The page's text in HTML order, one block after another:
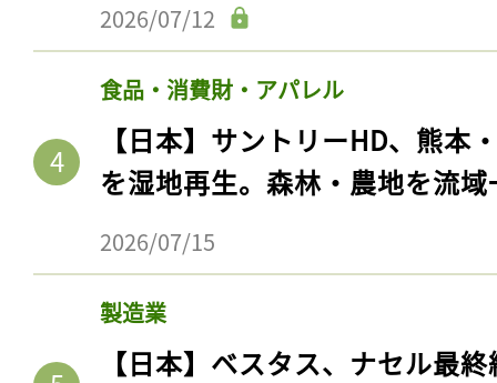
2026/07/12
食品・消費財・アパレル
【日本】サントリーHD、熊本
を湿地再生。森林・農地を流
2026/07/15
製造業
【日本】ベスタス、ナセル最